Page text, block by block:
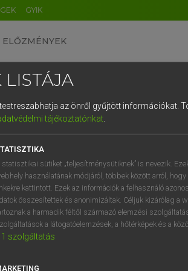
GYIK
ELŐZMÉNYEK
egyetemes
VAN ELŐFIZETÉSED?
megtekintéséhez.
LISTÁJA
az önről gyűjtött információkat.
tájékoztatónkat.
statisztikai sütiket „teljesítménysütiknek” is nevezik.
használatának módjáról, többek között arról,
kattintott. Ezek az információk a felhasználó
összesítettek és anonimizáltak. Céljuk kizárólag a
a harmadik féltől származó elemzési
a látogatóelemzések, a hőtérképek és a
1 szolgáltatás
DE CN FR ES IT NL
1 2 3 4 5 6 7
q w e r t z
a s d f g h j
í y x c v b n